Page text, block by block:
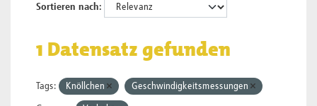
Sortieren nach
1 Datensatz gefunden
Tags: Knöllchen Geschwindigkeitsmessungen